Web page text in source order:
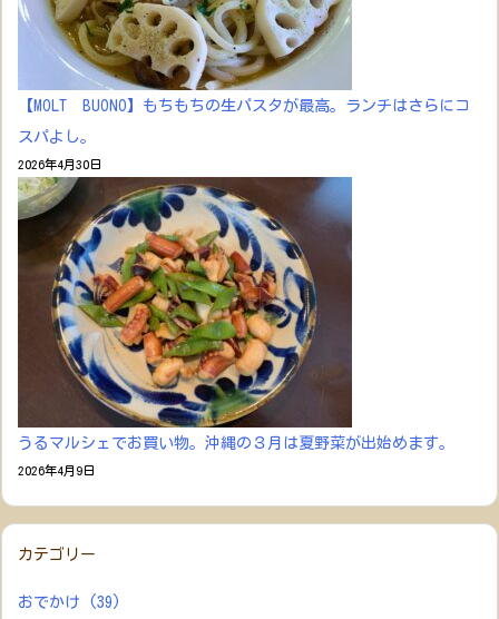
【MOLT BUONO】もちもちの生パスタが最高。ランチはさらにコ
スパよし。
2026年4月30日
うるマルシェでお買い物。沖縄の３月は夏野菜が出始めます。
2026年4月9日
カテゴリー
おでかけ
(39)